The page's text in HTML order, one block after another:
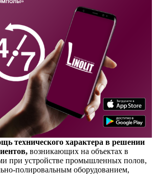
технического характера в решении
возникающих на объектах в
при устройстве промышленных полов,
полировальным оборудованием,